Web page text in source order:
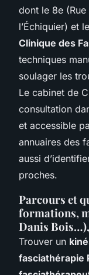
dont le 8e
l’Échiquier) et
Clinique des
techniques
soulager les
Le cabinet de
consultation
et accessible
annuaires des
aussi
proches.
Parcours et
formations,
Danis
Trouver un
fasciathérapie